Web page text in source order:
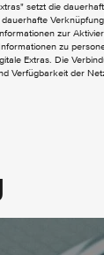
ARTICO in
setzt die
zur
zu
Extras. Die
Verfügbarkeit der